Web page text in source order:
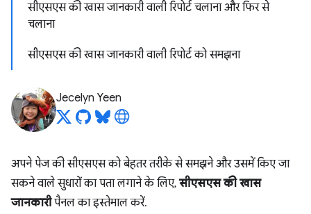
सीएसएस की खास जानकारी वाली रिपोर्ट चलाना और फिर से
चलाना
सीएसएस की खास जानकारी वाली रिपोर्ट को समझना
Jecelyn Yeen
अपने पेज की सीएसएस को बेहतर तरीके से समझने और उसमें किए जा
सकने वाले सुधारों का पता लगाने के लिए, सीएसएस की खास
जानकारीपैनल का इस्तेमाल करें.